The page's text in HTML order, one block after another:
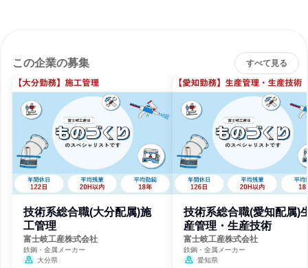
この企業の募集 すべて見る
技術系総合職(大分配属)施
工管理
富士岐工産株式会社
鉄鋼・金属メーカー
大分県
技術系総合職(愛知配属)
産管理・生産技術
富士岐工産株式会社
鉄鋼・金属メーカー
愛知県